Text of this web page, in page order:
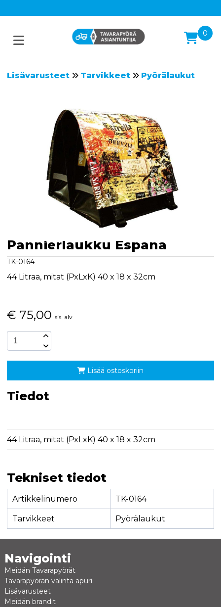
0
Lisävarusteet Tarvikkeet Pyörälaukut
Pannierlaukku Espana
TK-0164
44 Litraa, mitat (PxLxK) 40 x 18 x 32cm
€ 75,00 sis. alv
Lisää ostoskoriin
Tiedot
44 Litraa, mitat (PxLxK) 40 x 18 x 32cm
Tekniset tiedot
Artikkelinumero TK-0164
Tarvikkeet Pyörälaukut
Navigointi
Meidän Tavarapyörät
Tavarapyörän valinta apuri
Lisävarusteet
Meidän brandit